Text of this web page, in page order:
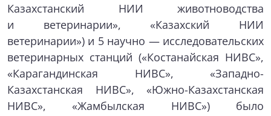
Казахстанский НИИ животноводства
и ветеринарии», «Казахский НИИ
ветеринарии») и 5 научно — исследовательских
ветеринарных станций («Костанайская НИВС»,
«Карагандинская НИВС», «Западно-
Казахстанская НИВС», «Южно-Казахстанская
НИВС», «Жамбылская НИВС») было